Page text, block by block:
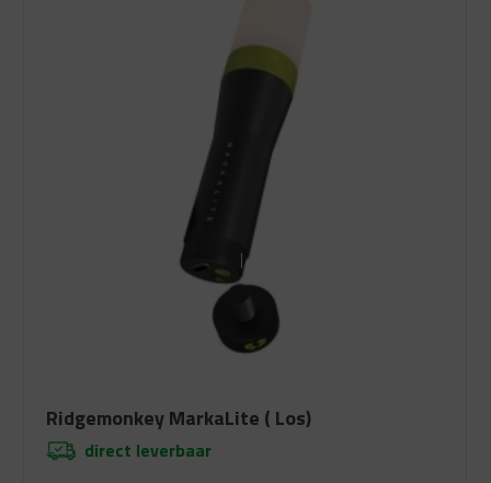
Ridgemonkey MarkaLite ( Los)
direct leverbaar